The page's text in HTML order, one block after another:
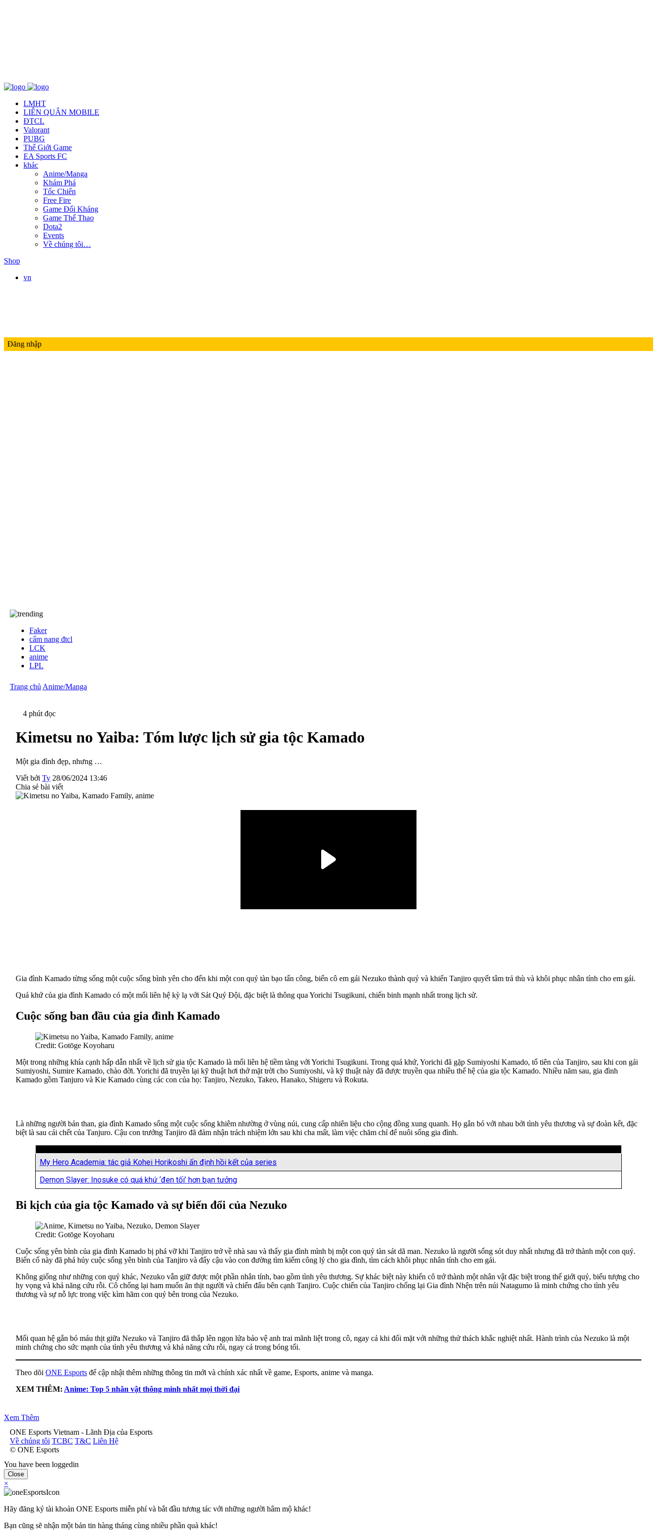
LMHT
LIÊN QUÂN MOBILE
ĐTCL
Valorant
PUBG
Thế Giới Game
EA Sports FC
khác
Anime/Manga
Khám Phá
Tốc Chiến
Free Fire
Game Đối Kháng
Game Thể Thao
Dota2
Events
Về chúng tôi…
Shop
vn
Đăng nhập
Faker
cẩm nang đtcl
LCK
anime
LPL
Trang chủ Anime/Manga
4 phút đọc
Kimetsu no Yaiba: Tóm lược lịch sử gia tộc Kamado
Một gia đình đẹp, nhưng …
Viết bởi Ty 28/06/2024 13:46
Chia sẻ bài viết
Gia đình Kamado từng sống một cuộc sống bình yên cho đến khi một con quỷ tàn bạo tấn công, biến cô em gái Nezuko thành quỷ và khiến Tanjiro quyết tâm trả thù và khôi phục nhân tính cho em gái.
Quá khứ của gia đình Kamado có một mối liên hệ kỳ lạ với Sát Quỷ Đội, đặc biệt là thông qua Yorichi Tsugikuni, chiến binh mạnh nhất trong lịch sử.
Cuộc sống ban đầu của gia đình Kamado
Credit: Gotōge Koyoharu
Một trong những khía cạnh hấp dẫn nhất về lịch sử gia tộc Kamado là mối liên hệ tiềm tàng với Yorichi Tsugikuni. Trong quá khứ, Yorichi đã gặp Sumiyoshi Kamado, tổ tiên của Tanjiro, sau khi con gái
Sumiyoshi, Sumire Kamado, chào đời. Yorichi đã truyền lại kỹ thuật hơi thở mặt trời cho Sumiyoshi, và kỹ thuật này đã được truyền qua nhiều thế hệ của gia tộc Kamado. Nhiều năm sau, gia đình
Kamado gồm Tanjuro và Kie Kamado cùng các con của họ: Tanjiro, Nezuko, Takeo, Hanako, Shigeru và Rokuta.
Là những người bán than, gia đình Kamado sống một cuộc sống khiêm nhường ở vùng núi, cung cấp nhiên liệu cho cộng đồng xung quanh. Họ gắn bó với nhau bởi tình yêu thương và sự đoàn kết, đặc
biệt là sau cái chết của Tanjuro. Cậu con trưởng Tanjiro đã đảm nhận trách nhiệm lớn sau khi cha mất, làm việc chăm chỉ để nuôi sống gia đình.
My Hero Academia: tác giả Kohei Horikoshi ấn định hồi kết của series
Demon Slayer: Inosuke có quá khứ ‘đen tối’ hơn bạn tưởng
Bi kịch của gia tộc Kamado và sự biến đổi của Nezuko
Credit: Gotōge Koyoharu
Cuộc sống yên bình của gia đình Kamado bị phá vỡ khi Tanjiro trở về nhà sau và thấy gia đình mình bị một con quỷ tàn sát dã man. Nezuko là người sống sót duy nhất nhưng đã trở thành một con quỷ.
Biến cố này đã phá hủy cuộc sống yên bình của Tanjiro và đẩy cậu vào con đường tìm kiếm công lý cho gia đình, tìm cách khôi phục nhân tính cho em gái.
Không giống như những con quỷ khác, Nezuko vẫn giữ được một phần nhân tính, bao gồm tình yêu thương. Sự khác biệt này khiến cô trở thành một nhân vật đặc biệt trong thế giới quỷ, biểu tượng cho
hy vọng và khả năng cứu rỗi. Cô chống lại ham muốn ăn thịt người và chiến đấu bên cạnh Tanjiro. Cuộc chiến của Tanjiro chống lại Gia đình Nhện trên núi Natagumo là minh chứng cho tình yêu
thương và sự nỗ lực trong việc kìm hãm con quỷ bên trong của Nezuko.
Mối quan hệ gắn bó máu thịt giữa Nezuko và Tanjiro đã thắp lên ngọn lửa bảo vệ anh trai mãnh liệt trong cô, ngay cả khi đối mặt với những thử thách khắc nghiệt nhất. Hành trình của Nezuko là một
minh chứng cho sức mạnh của tình yêu thương và khả năng cứu rỗi, ngay cả trong bóng tối.
Theo dõi ONE Esports để cập nhật thêm những thông tin mới và chính xác nhất về game, Esports, anime và manga.
XEM THÊM: Anime: Top 5 nhân vật thông minh nhất mọi thời đại
Xem Thêm
ONE Esports Vietnam - Lãnh Địa của Esports
Về chúng tôi TCBC T&C Liên Hệ
© ONE Esports
You have been loggedin
Close
×
Hãy đăng ký tài khoản ONE Esports miễn phí và bắt đầu tương tác với những người hâm mộ khác!
Bạn cũng sẽ nhận một bản tin hàng tháng cùng nhiều phần quà khác!